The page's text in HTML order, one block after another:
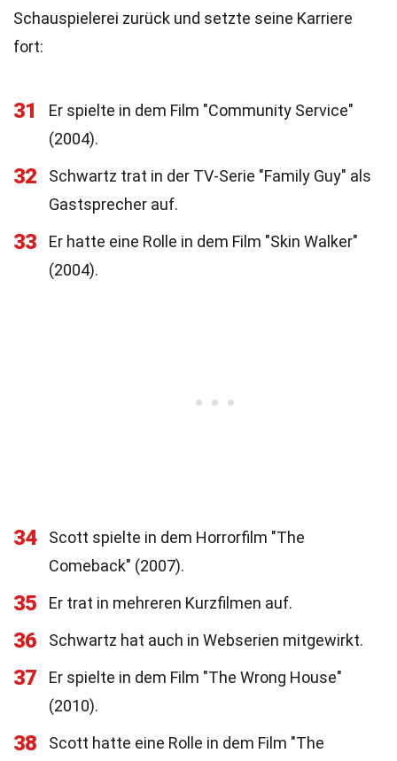
Schauspielerei zurück und setzte seine Karriere
fort:
31
Er spielte in dem Film "Community Service"
(2004).
32
Schwartz trat in der TV-Serie "Family Guy" als
Gastsprecher auf.
33
Er hatte eine Rolle in dem Film "Skin Walker"
(2004).
34
Scott spielte in dem Horrorfilm "The
Comeback" (2007).
35 Er trat in mehreren Kurzfilmen auf.
36 Schwartz hat auch in Webserien mitgewirkt.
37
Er spielte in dem Film "The Wrong House"
(2010).
38
Scott hatte eine Rolle in dem Film "The